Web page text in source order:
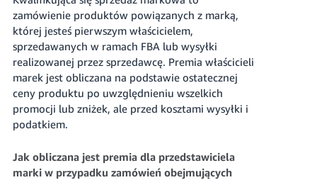
zamówienie produktów powiązanych z marką,
której jesteś pierwszym właścicielem,
sprzedawanych w ramach FBA lub wysyłki
realizowanej przez sprzedawcę. Premia właścicieli
marek jest obliczana na podstawie ostatecznej
ceny produktu po uwzględnieniu wszelkich
promocji lub zniżek, ale przed kosztami wysyłki i
podatkiem.
Jak obliczana jest premia dla przedstawiciela
marki w przypadku zamówień obejmujących